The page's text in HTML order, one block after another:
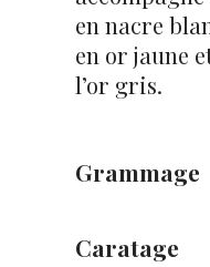
en nacre
en or jaune
l’or gris.
Grammage
Caratage